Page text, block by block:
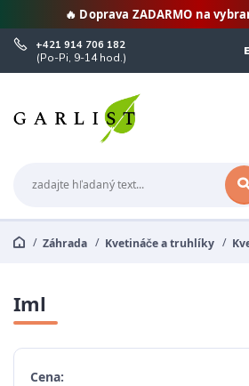
🔥 Doprava ZADARMO na
+421 914 706 182
(Po-Pi, 9-14 hod.)
Záhrada Kvetináče a truhlíky
Iml
Cena: